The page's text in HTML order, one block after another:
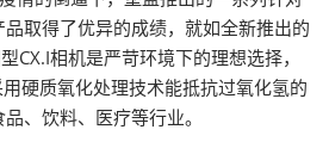
取得了优异的成绩，就如全新推出的
CX.I相机是严苛环境下的理想选择，
硬质氧化处理技术能抵抗过氧化氢的
、饮料、医疗等行业。